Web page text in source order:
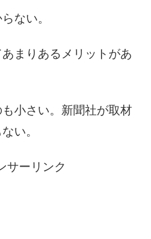
ない。
まりあるメリットがあ
小さい。新聞社が取材
い。
サーリンク